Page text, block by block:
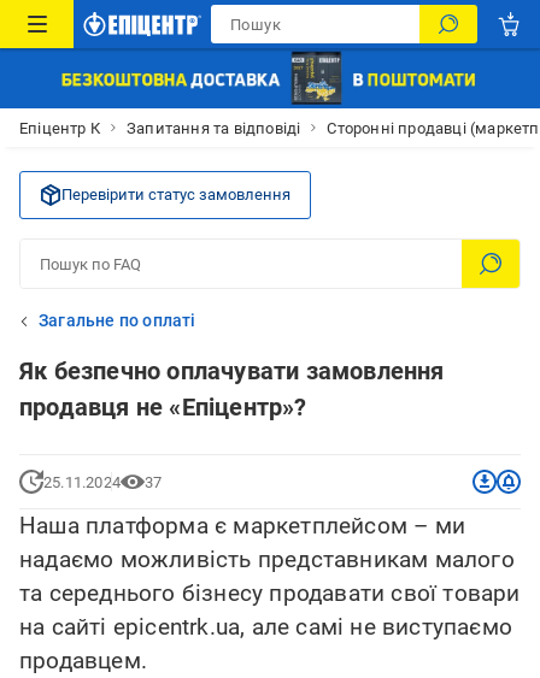
Епіцентр К Запитання та відповіді Сторонні продавці
Перевірити статус замовлення
Загальне по оплаті
Як безпечно оплачувати замовлення
продавця не «Епіцентр»?
25.11.2024 37
Наша платформа є маркетплейсом – ми
надаємо можливість представникам малого
та середнього бізнесу продавати свої товари
на сайті epicentrk.ua, але самі не виступаємо
продавцем.